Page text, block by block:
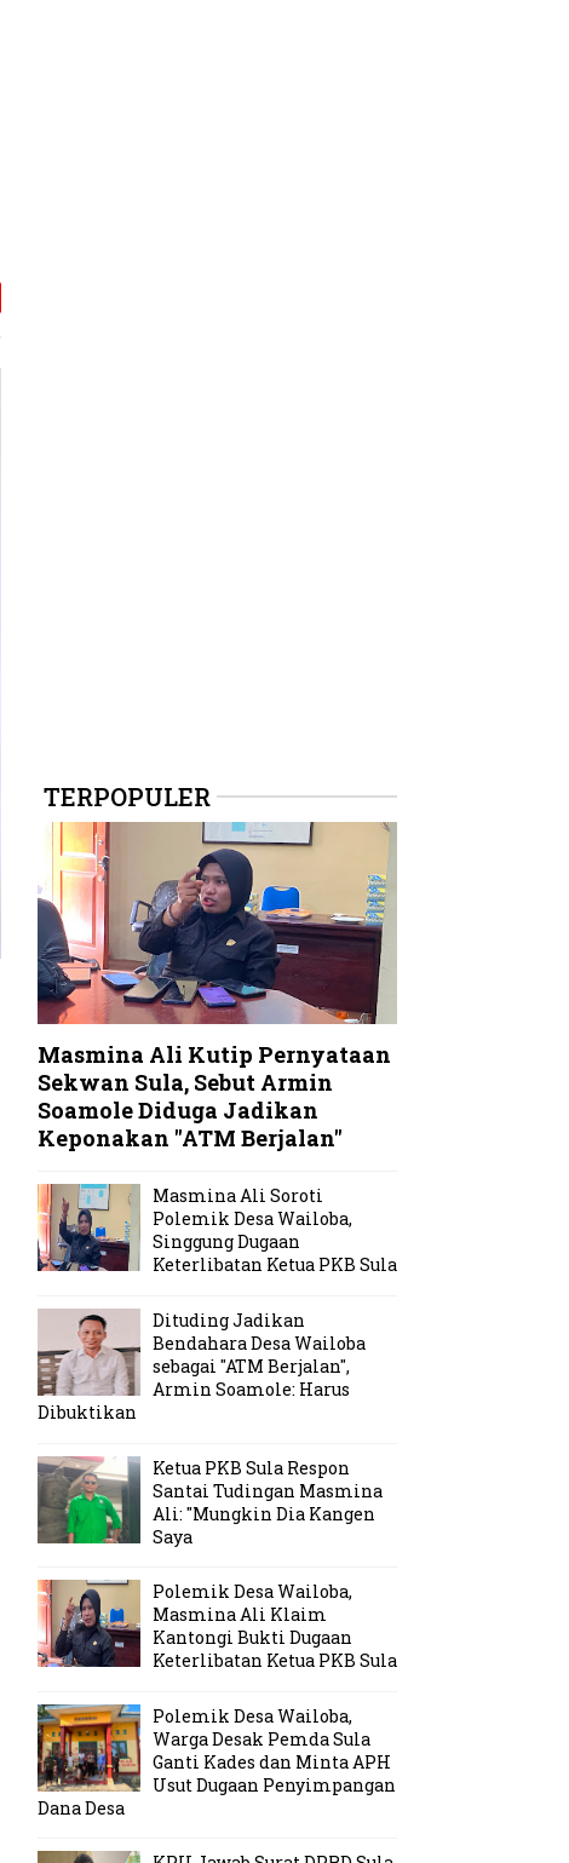
TERPOPULER
Masmina Ali Kutip Pernyataan
Sekwan Sula, Sebut Armin
Soamole Diduga Jadikan
Keponakan "ATM Berjalan"
Masmina Ali Soroti
Polemik Desa Wailoba,
Singgung Dugaan
Keterlibatan Ketua PKB Sula
Dituding Jadikan
Bendahara Desa Wailoba
sebagai "ATM Berjalan",
Armin Soamole: Harus
Dibuktikan
Ketua PKB Sula Respon
Santai Tudingan Masmina
Ali: "Mungkin Dia Kangen
Saya
Polemik Desa Wailoba,
Masmina Ali Klaim
Kantongi Bukti Dugaan
Keterlibatan Ketua PKB Sula
Polemik Desa Wailoba,
Warga Desak Pemda Sula
Ganti Kades dan Minta APH
Usut Dugaan Penyimpangan
Dana Desa